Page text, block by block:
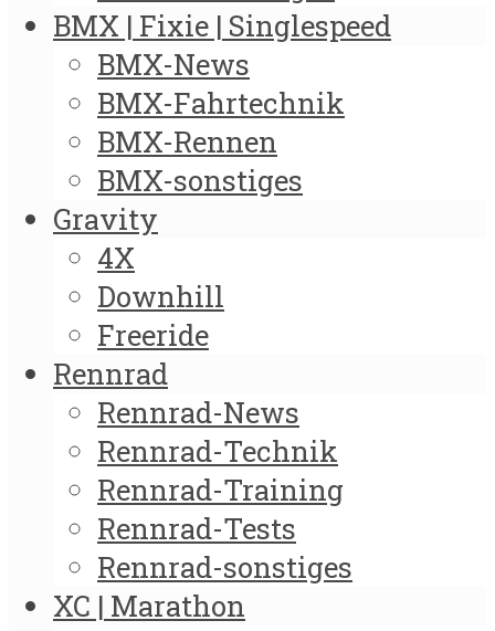
BMX | Fixie | Singlespeed
BMX-News
BMX-Fahrtechnik
BMX-Rennen
BMX-sonstiges
Gravity
4X
Downhill
Freeride
Rennrad
Rennrad-News
Rennrad-Technik
Rennrad-Training
Rennrad-Tests
Rennrad-sonstiges
XC | Marathon